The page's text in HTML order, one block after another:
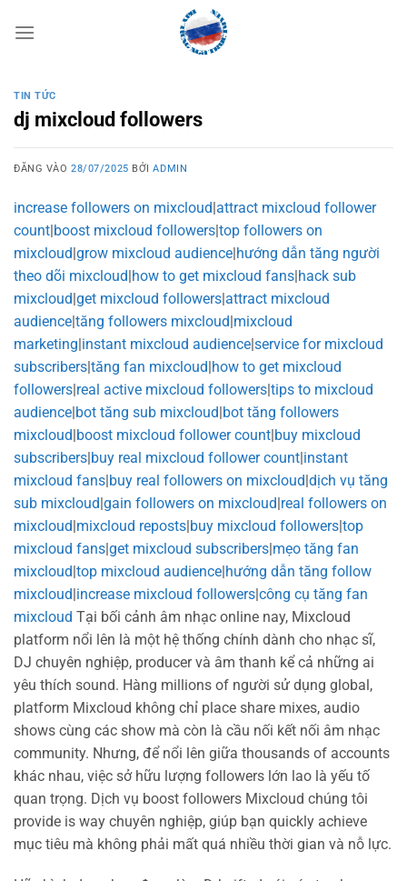
qua
TIN TỨC
dj mixcloud followers
ĐĂNG VÀO28/07/2025 BỞIADMIN
increase followers on mixcloud|attract mixcloud follower
count|boost mixcloud followers|top followers on
mixcloud|grow mixcloud audience|hướng dẫn tăng người
theo dõi mixcloud|how to get mixcloud fans|hack sub
mixcloud|get mixcloud followers|attract mixcloud
audience|tăng followers mixcloud|mixcloud
marketing|instant mixcloud audience|service for mixcloud
subscribers|tăng fan mixcloud|how to get mixcloud
followers|real active mixcloud followers|tips to mixcloud
audience|bot tăng sub mixcloud|bot tăng followers
mixcloud|boost mixcloud follower count|buy mixcloud
subscribers|buy real mixcloud follower count|instant
mixcloud fans|buy real followers on mixcloud|dịch vụ tăng
sub mixcloud|gain followers on mixcloud|real followers on
mixcloud|mixcloud reposts|buy mixcloud followers|top
mixcloud fans|get mixcloud subscribers|mẹo tăng fan
mixcloud|top mixcloud audience|hướng dẫn tăng follow
mixcloud|increase mixcloud followers|công cụ tăng fan
mixcloud Tại bối cảnh âm nhạc online nay, Mixcloud
platform nổi lên là một hệ thống chính dành cho nhạc sĩ,
DJ chuyên nghiệp, producer và âm thanh kể cả những ai
yêu thích sound. Hàng millions of người sử dụng global,
platform Mixcloud không chỉ place share mixes, audio
shows cùng các show mà còn là cầu nối kết nối âm nhạc
community. Nhưng, để nổi lên giữa thousands of accounts
khác nhau, việc sở hữu lượng followers lớn lao là yếu tố
quan trọng. Dịch vụ boost followers Mixcloud chúng tôi
provide is way chuyên nghiệp, giúp bạn quickly achieve
mục tiêu mà không phải mất quá nhiều thời gian và nỗ lực.